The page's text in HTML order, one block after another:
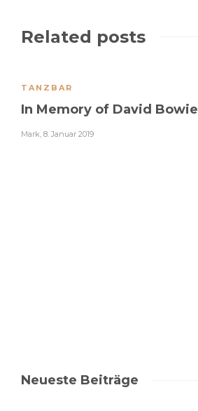
Related posts
TANZBAR
In Memory of David Bowie
Mark 8. Januar 2019
Neueste Beiträge